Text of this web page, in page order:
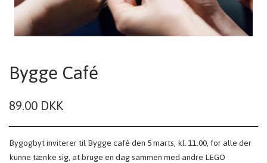
Bygge Café
89.00 DKK
Bygogbyt inviterer til Bygge café den 5 marts, kl. 11.00, for alle der
kunne tænke sig, at bruge en dag sammen med andre LEGO